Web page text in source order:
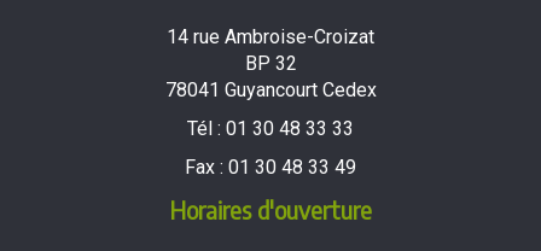
14 rue Ambroise-Croizat
BP 32
78041 Guyancourt Cedex
Tél : 01 30 48 33 33
Fax : 01 30 48 33 49
Horaires d'ouverture